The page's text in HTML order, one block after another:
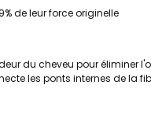
de leur force originelle
du cheveu pour éliminer
les ponts internes de la